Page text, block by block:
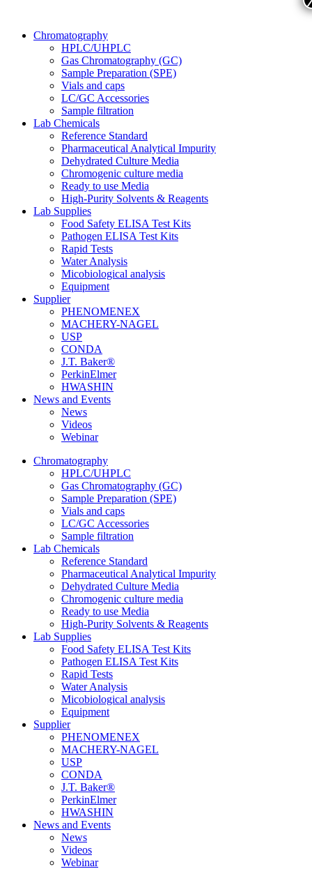
Chromatography
HPLC/UHPLC
Gas Chromatography (GC)
Sample Preparation (SPE)
Vials and caps
LC/GC Accessories
Sample filtration
Lab Chemicals
Reference Standard
Pharmaceutical Analytical Impurity
Dehydrated Culture Media
Chromogenic culture media
Ready to use Media
High-Purity Solvents & Reagents
Lab Supplies
Food Safety ELISA Test Kits
Pathogen ELISA Test Kits
Rapid Tests
Water Analysis
Micobiological analysis
Equipment
Supplier
PHENOMENEX
MACHERY-NAGEL
USP
CONDA
J.T. Baker®
PerkinElmer
HWASHIN
News and Events
News
Videos
Webinar
Chromatography
HPLC/UHPLC
Gas Chromatography (GC)
Sample Preparation (SPE)
Vials and caps
LC/GC Accessories
Sample filtration
Lab Chemicals
Reference Standard
Pharmaceutical Analytical Impurity
Dehydrated Culture Media
Chromogenic culture media
Ready to use Media
High-Purity Solvents & Reagents
Lab Supplies
Food Safety ELISA Test Kits
Pathogen ELISA Test Kits
Rapid Tests
Water Analysis
Micobiological analysis
Equipment
Supplier
PHENOMENEX
MACHERY-NAGEL
USP
CONDA
J.T. Baker®
PerkinElmer
HWASHIN
News and Events
News
Videos
Webinar